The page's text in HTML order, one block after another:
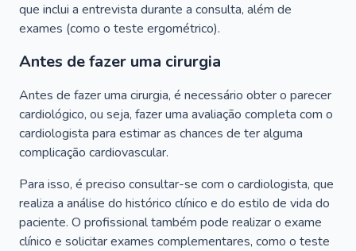
que inclui a entrevista durante a consulta, além de
exames (como o teste ergométrico).
Antes de fazer uma cirurgia
Antes de fazer uma cirurgia, é necessário obter o parecer
cardiológico, ou seja, fazer uma avaliação completa com o
cardiologista para estimar as chances de ter alguma
complicação cardiovascular.
Para isso, é preciso consultar-se com o cardiologista, que
realiza a análise do histórico clínico e do estilo de vida do
paciente. O profissional também pode realizar o exame
clínico e solicitar exames complementares, como o teste